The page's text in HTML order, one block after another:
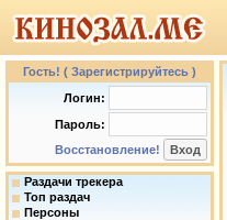
Гость! ( Зарегистрируйтесь )
Логин:
Пароль:
Восстановление!
Раздачи трекера
Топ раздач
Персоны